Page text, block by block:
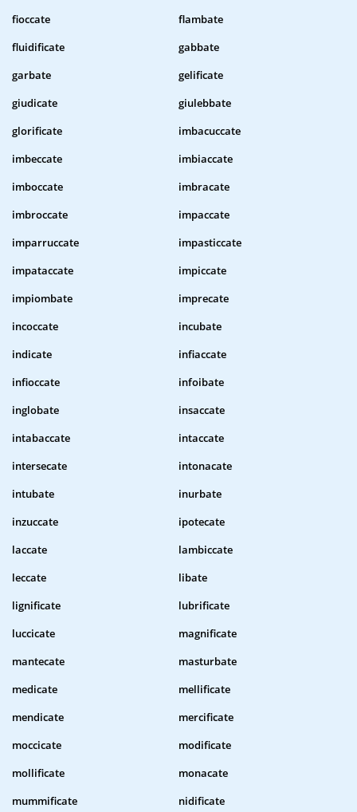
fioccate
flambate
fluidificate
gabbate
garbate
gelificate
giudicate
giulebbate
glorificate
imbacuccate
imbeccate
imbiaccate
imboccate
imbracate
imbroccate
impaccate
imparruccate
impasticcate
impataccate
impiccate
impiombate
imprecate
incoccate
incubate
indicate
infiaccate
infioccate
infoibate
inglobate
insaccate
intabaccate
intaccate
intersecate
intonacate
intubate
inurbate
inzuccate
ipotecate
laccate
lambiccate
leccate
libate
lignificate
lubrificate
luccicate
magnificate
mantecate
masturbate
medicate
mellificate
mendicate
mercificate
moccicate
modificate
mollificate
monacate
mummificate
nidificate